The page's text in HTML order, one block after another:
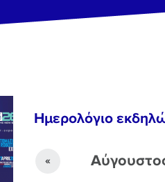
Ημερολόγιο
«